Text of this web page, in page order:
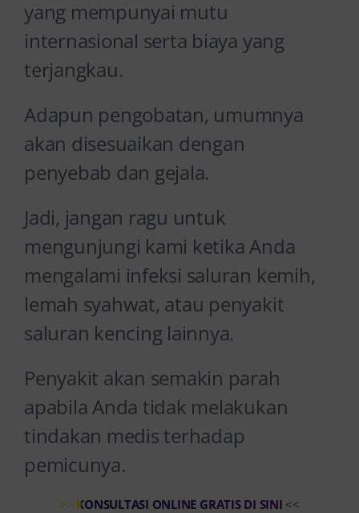
yang mempunyai mutu
internasional serta biaya yang
terjangkau.
Adapun pengobatan, umumnya
akan disesuaikan dengan
penyebab dan gejala.
Jadi, jangan ragu untuk
mengunjungi kami ketika Anda
mengalami infeksi saluran kemih,
lemah syahwat, atau penyakit
saluran kencing lainnya.
Penyakit akan semakin parah
apabila Anda tidak melakukan
tindakan medis terhadap
pemicunya.
>> KONSULTASI ONLINE GRATIS DI SINI <<